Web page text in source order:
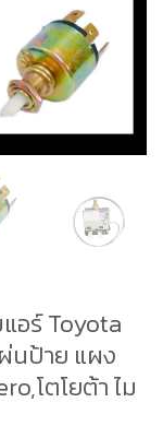
อร์ Toyota
นป้าย แผง
โตโยต้า ไม